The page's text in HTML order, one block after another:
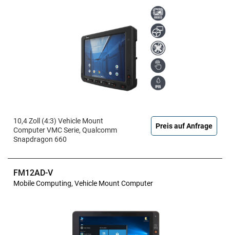
10,4 Zoll (4:3) Vehicle Mount
Computer VMC Serie, Qualcomm
Snapdragon 660
Preis auf Anfrage
FM12AD-V
Mobile Computing, Vehicle Mount Computer